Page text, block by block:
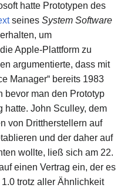
hatte Prototypen des
seines System Software
um
Apple-Plattform zu
argumentierte, dass mit
Manager“ bereits 1983
bevor man den Prototyp
hatte. John Sculley, dem
von Drittherstellern auf
und der daher auf
wollte, ließ sich am 22.
einen Vertrag ein, der es
trotz aller Ähnlichkeit